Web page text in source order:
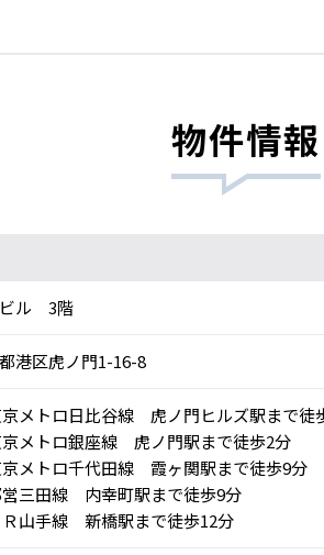
物件情報
ル 3階
港区虎ノ門1-16-8
メトロ日比谷線 虎ノ門ヒルズ駅まで徒
メトロ銀座線 虎ノ門駅まで徒歩2分
メトロ千代田線 霞ヶ関駅まで徒歩9分
三田線 内幸町駅まで徒歩9分
山手線 新橋駅まで徒歩12分